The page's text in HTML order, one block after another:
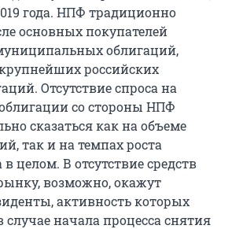
года. НПФ традиционно
основных покупателей
облигаций,
российских
Отсутствие спроса на
со стороны НПФ
сказаться как на объеме
так и на темпах роста
целом. В отсутствие средств
возможно, окажут
активность которых
начала процесса снятия